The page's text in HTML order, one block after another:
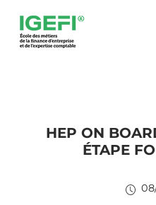
HEP ON
ÉTAPE